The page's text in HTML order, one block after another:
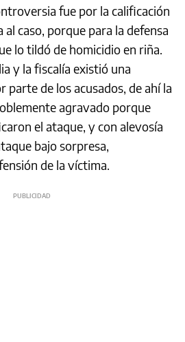
fue por la calificación
al caso, porque para la defensa
lo tildó de homicidio en riña.
y la fiscalía existió una
parte de los acusados, de ahí la
agravado porque
el ataque, y con alevosía
bajo sorpresa,
de la víctima.